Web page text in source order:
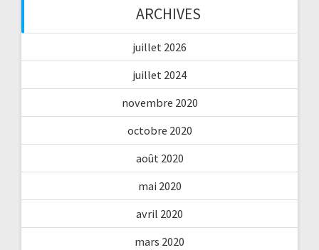
ARCHIVES
juillet 2026
juillet 2024
novembre 2020
octobre 2020
août 2020
mai 2020
avril 2020
mars 2020